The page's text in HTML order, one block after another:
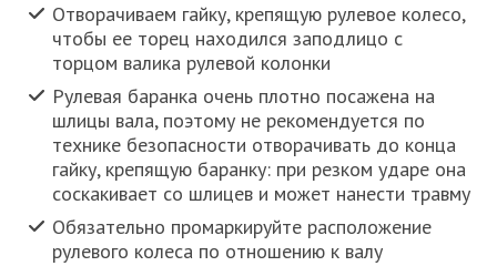
Отворачиваем гайку, крепящую рулевое колесо,
чтобы ее торец находился заподлицо с
торцом валика рулевой колонки
Рулевая баранка очень плотно посажена на
шлицы вала, поэтому не рекомендуется по
технике безопасности отворачивать до конца
гайку, крепящую баранку: при резком ударе она
соскакивает со шлицев и может нанести травму
Обязательно промаркируйте расположение
рулевого колеса по отношению к валу